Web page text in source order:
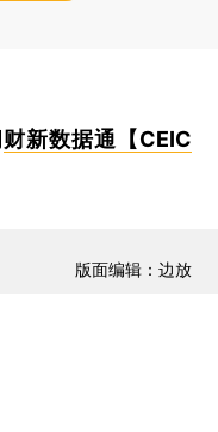
财新数据通【CEIC
版面编辑：边放